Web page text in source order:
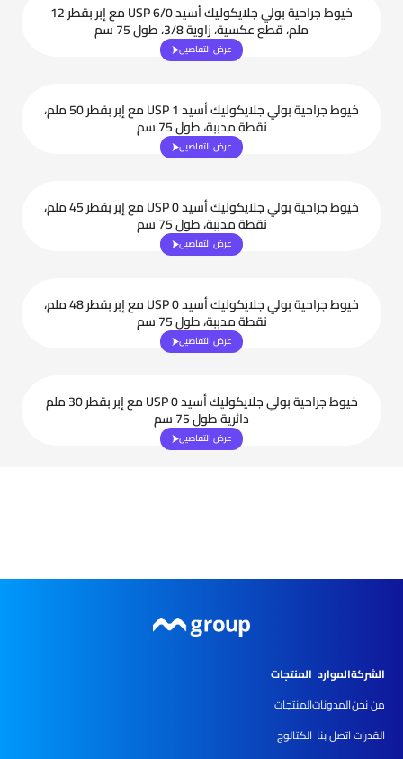
خيوط جراحية بولي جلايكوليك أسيد USP 6/0 مع إبر بقطر 12
ملم، قطع عكسية، زاوية 3/8، طول 75 سم
عرض التفاصيل
خيوط جراحية بولي جلايكوليك أسيد USP 1 مع إبر بقطر 50 ملم،
نقطة مدببة، طول 75 سم
عرض التفاصيل
خيوط جراحية بولي جلايكوليك أسيد USP 0 مع إبر بقطر 45 ملم،
نقطة مدببة، طول 75 سم
عرض التفاصيل
خيوط جراحية بولي جلايكوليك أسيد USP 0 مع إبر بقطر 48 ملم،
نقطة مدببة، طول 75 سم
عرض التفاصيل
خيوط جراحية بولي جلايكوليك أسيد USP 0 مع إبر بقطر 30 ملم
دائرية طول 75 سم
عرض التفاصيل
الشركة
من نحن
القدرات
الموارد
المدونات
اتصل بنا
المنتجات
المنتجات
الكتالوج